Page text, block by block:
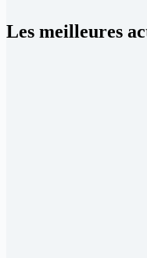
Les meilleures